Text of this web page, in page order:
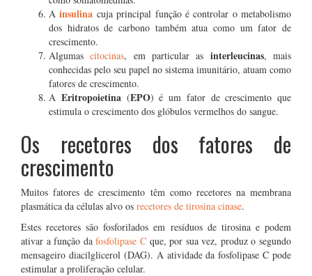
Ainsulina cuja principal função é controlar o metabolismo
dos hidratos de carbono também atua como um fator de
crescimento.
Algumascitocinas, em particular as interleucinas, mais
conhecidas pelo seu papel no sistema imunitário, atuam como
fatores de crescimento.
A Eritropoietina(EPO) é um fator de crescimento que
estimula o crescimento dos glóbulos vermelhos do sangue.
Os recetores dos fatores de
crescimento
Muitos fatores de crescimento têm como recetores na membrana
plasmática da células alvo os recetores de tirosina cinase.
Estes recetores são fosforilados em resíduos de tirosina e podem
ativar a função dafosfolipase Cque, por sua vez, produz o segundo
mensageiro diacilglicerol (DAG). A atividade da fosfolipase C pode
estimular a proliferação celular.